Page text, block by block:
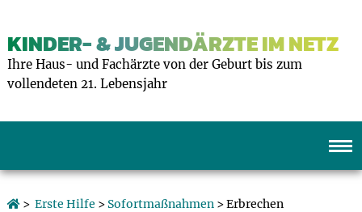
KINDER- & JUGENDÄRZTE IM NETZ
Ihre Haus- und Fachärzte von der Geburt bis zum
vollendeten 21. Lebensjahr
> Erste Hilfe > Sofortmaßnahmen> Erbrechen